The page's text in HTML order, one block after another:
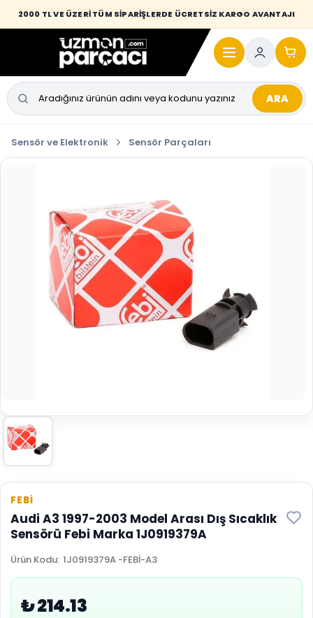
2000 TL VE ÜZERİ TÜM SİPARİŞLERDE ÜCRETSİZ KARGO AVANTAJI
Desi / hacim sınırını aşan kaporta parçalarında taşıma bedeli alıcıya
yansıtılmaktadır.
ARA
Sensör ve Elektronik Sensör Parçaları
FEBİ
Audi A3 1997-2003 Model Arası Dış Sıcaklık
Sensörü Febi Marka 1J0919379A
Ürün Kodu: 1J0919379A -FEBİ-A3
₺ 214.13